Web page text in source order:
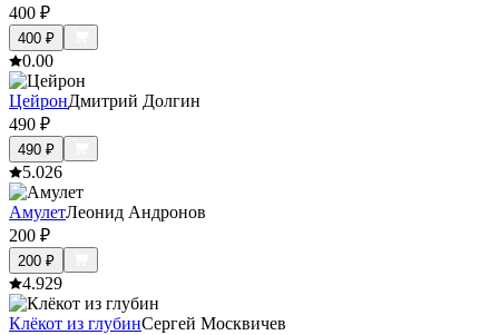
400 ₽
400 ₽
0.00
ЦейронДмитрий Долгин
490 ₽
490 ₽
5.026
АмулетЛеонид Андронов
200 ₽
200 ₽
4.929
Клёкот из глубинСергей Москвичев